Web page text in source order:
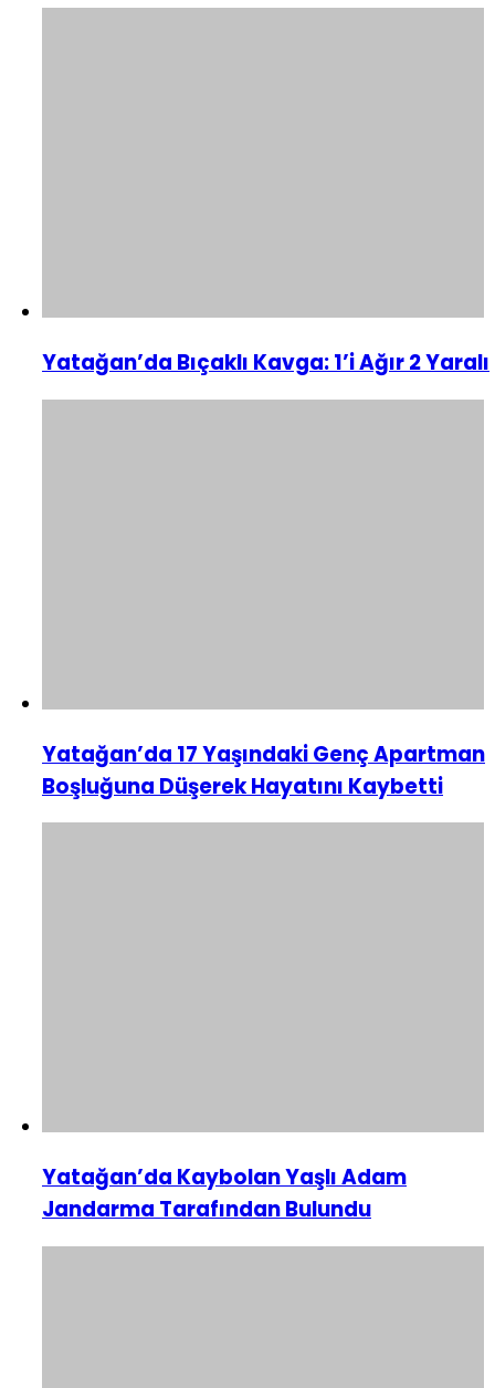
Yatağan’da Bıçaklı Kavga: 1’i Ağır 2 Yaralı
Yatağan’da 17 Yaşındaki Genç Apartman
Boşluğuna Düşerek Hayatını Kaybetti
Yatağan’da Kaybolan Yaşlı Adam
Jandarma Tarafından Bulundu